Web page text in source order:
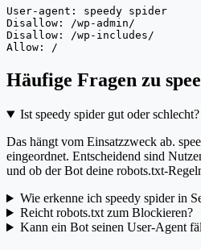
User-agent: speedy spider
Disallow: /wp-admin/
Disallow: /wp-includes/
Allow: /
Häufige Fragen zu
Ist speedy spider gut oder schlecht?
Das hängt vom Einsatzzweck ab.
eingeordnet. Entscheidend sind
und ob der Bot deine robots.txt-
Wie erkenne ich speedy spider in
Reicht robots.txt zum Blockieren?
Kann ein Bot seinen User-Agent